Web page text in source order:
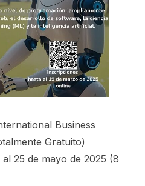
Business
Gratuito)
25 de mayo de 2025 (8